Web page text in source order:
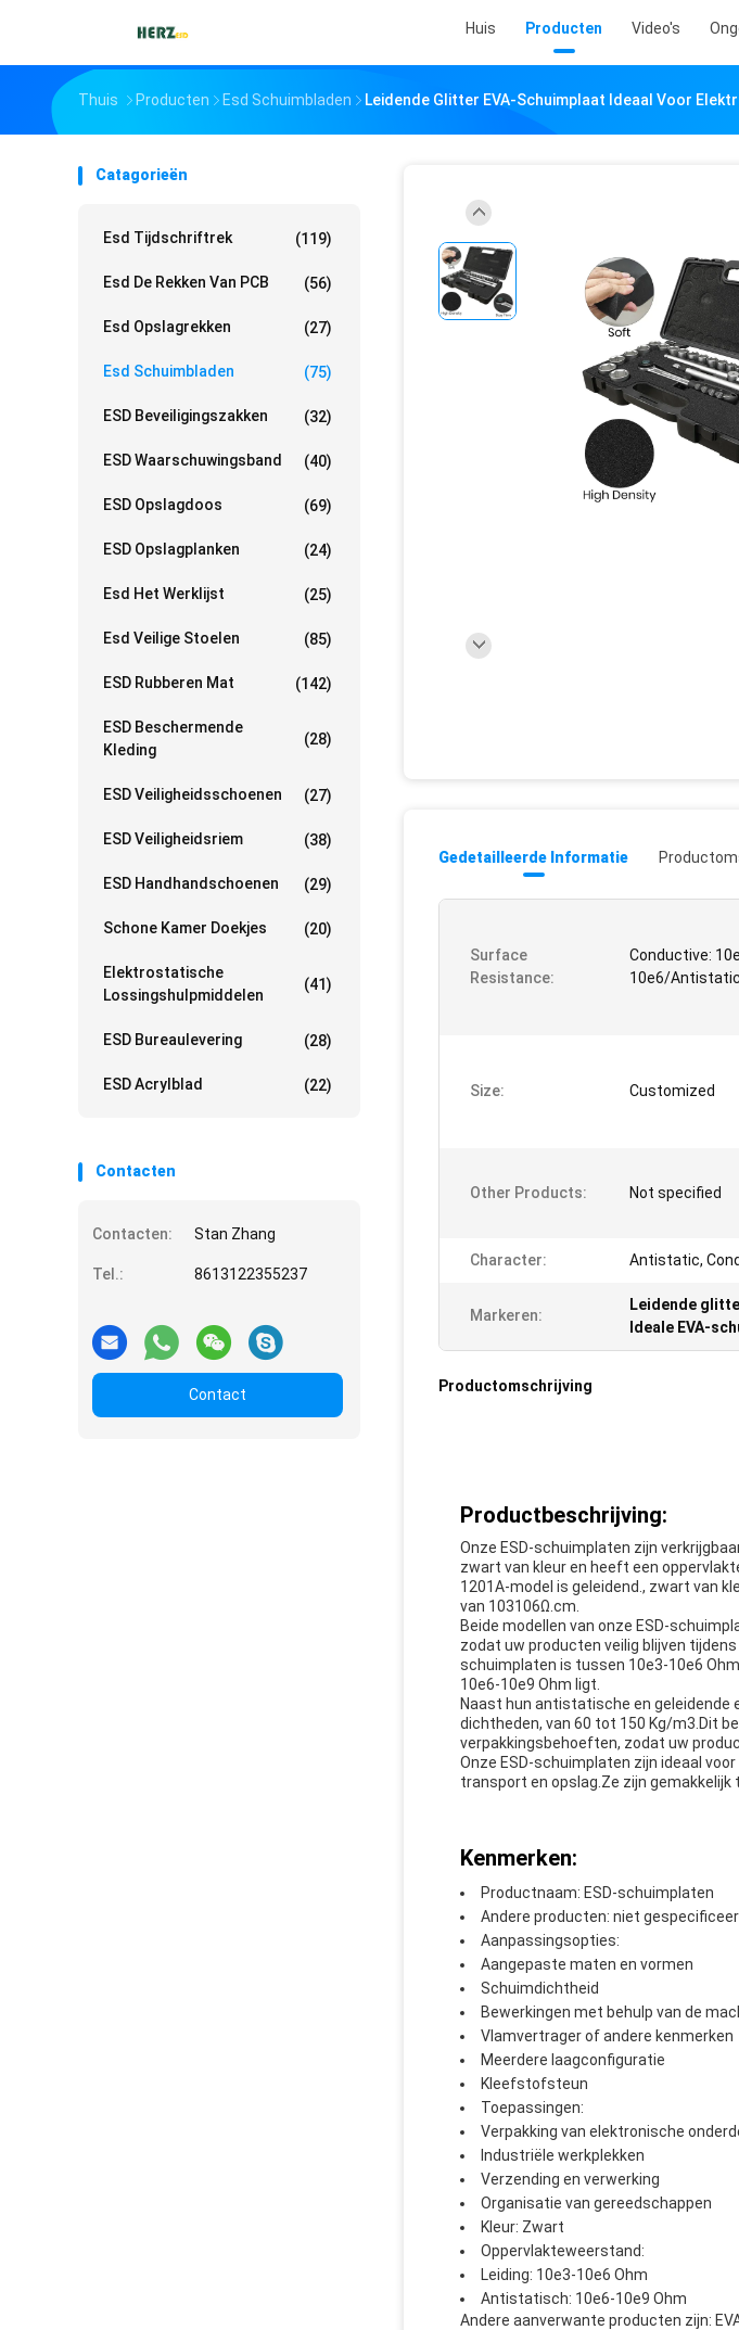
Huis Producten Video's
Thuis Producten Esd Schuimbladen Leidende Glitter EVA-Schuimplaat Ideaal Voor
Catagorieën
Esd Tijdschriftrek (119)
Esd De Rekken Van PCB (56)
Esd Opslagrekken (27)
Esd Schuimbladen (75)
ESD Beveiligingszakken (32)
ESD Waarschuwingsband (40)
ESD Opslagdoos (69)
ESD Opslagplanken (24)
Esd Het Werklijst (25)
Esd Veilige Stoelen (85)
ESD Rubberen Mat (142)
ESD Beschermende
Kleding
(28)
ESD Veiligheidsschoenen (27)
ESD Veiligheidsriem (38)
ESD Handhandschoenen (29)
Schone Kamer Doekjes (20)
Elektrostatische
Lossingshulpmiddelen
(41)
ESD Bureaulevering (28)
ESD Acrylblad (22)
Contacten
Contacten: Stan Zhang
Tel.: 8613122355237
Contact
Gedetailleerde Informatie
Surface
Resistance:
Conductive:
10e6/
Size: Customized
Other Products: Not specified
Character: Antistatic,
Markeren:
Leidende
Ideale EVA-
Productomschrijving
Productbeschrijving:
Onze ESD-schuimplaten zijn
zwart van kleur en heeft een
1201A-model is geleidend., zwart van
van 103106Ω.cm.
Beide modellen van onze ESD-
zodat uw producten veilig blijven
schuimplaten is tussen 10e3-10e6
10e6-10e9 Ohm ligt.
Naast hun antistatische en geleidende
dichtheden, van 60 tot 150 Kg/m3.Dit
verpakkingsbehoeften, zodat uw
Onze ESD-schuimplaten zijn ideaal
transport en opslag.Ze zijn gemakkelijk
Kenmerken:
Productnaam: ESD-schuimplaten
Andere producten: niet
Aanpassingsopties:
Aangepaste maten en vormen
Schuimdichtheid
Bewerkingen met behulp van de
Vlamvertrager of andere kenmerken
Meerdere laagconfiguratie
Kleefstofsteun
Toepassingen:
Verpakking van elektronische
Industriële werkplekken
Verzending en verwerking
Organisatie van gereedschappen
Kleur: Zwart
Oppervlakteweerstand:
Leiding: 10e3-10e6 Ohm
Antistatisch: 10e6-10e9 Ohm
Andere aanverwante producten zijn: